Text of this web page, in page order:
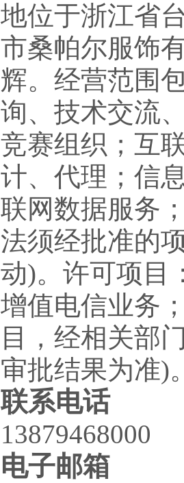
地位于浙江省
市桑帕尔服饰
辉。经营范围
询、技术交流
竞赛组织；互
计、代理；信
联网数据服务
法须经批准的
动)。许可项目
增值电信业务
目，经相关部
审批结果为准)
联系电话
13879468000
电子邮箱